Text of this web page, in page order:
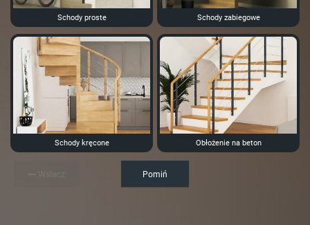
Schody proste Schody zabiegowe
Schody kręcone Obłożenie na beton
Pomiń